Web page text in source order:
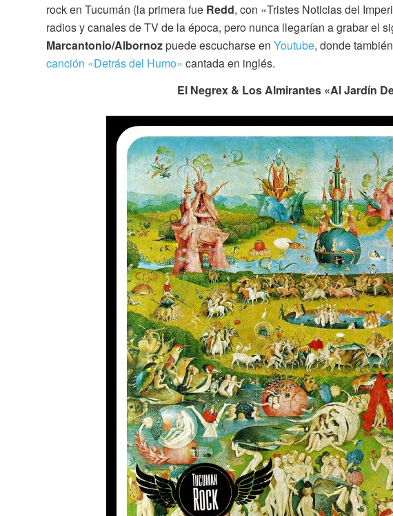
rock en Tucumán (la primera fue Redd, con «Tristes Noticias del
radios y canales de TV de la época, pero nunca llegarían a grabar el
Marcantonio/Albornozpuede escucharse en Youtube, donde
canción «Detrás del Humo» cantada en inglés.
El Negrex & Los Almirantes «Al Jardín